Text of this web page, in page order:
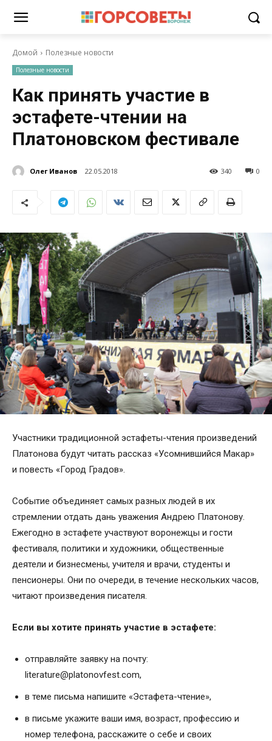
Домой Полезные новости
Полезные новости
Как принять участие в
эстафете-чтении на
Платоновском фестивале
Олег Иванов 22.05.2018 0
340
Участники традиционной эстафеты-чтения произведений
Платонова будут читать рассказ «Усомнившийся Макар»
и повесть «Город Градов».
Событие объединяет самых разных людей в их
стремлении отдать дань уважения Андрею Платонову.
Ежегодно в эстафете участвуют воронежцы и гости
фестиваля, политики и художники, общественные
деятели и бизнесмены, учителя и врачи, студенты и
пенсионеры. Они по очереди, в течение нескольких часов,
читают произведения писателя.
Если вы хотите принять участие в эстафете:
отправляйте заявку на почту:
literature@platonovfest.com,
в теме письма напишите «Эстафета-чтение»,
в письме укажите ваши имя, возраст, профессию и
номер телефона, расскажите о себе и своих